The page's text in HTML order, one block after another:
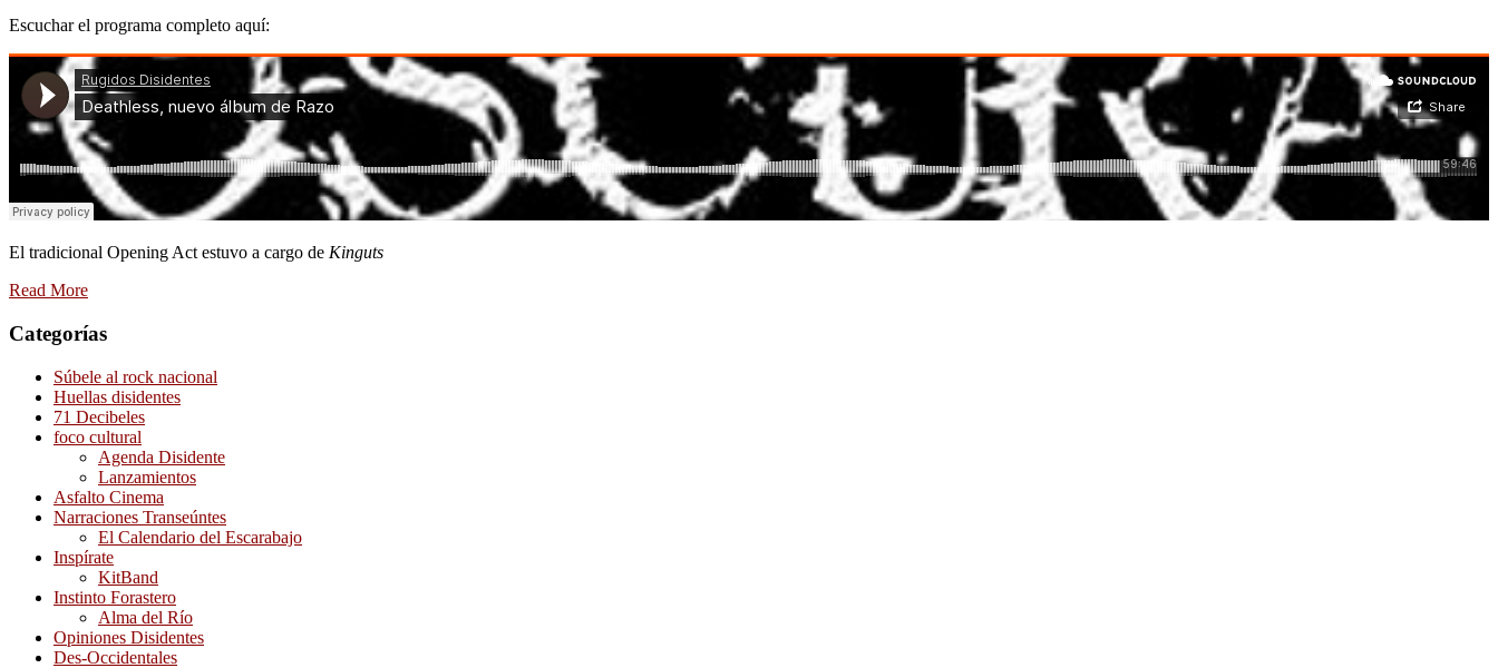
Escuchar el programa completo aquí:
El tradicional Opening Act estuvo a cargo de Kinguts
Read More
Categorías
Súbele al rock nacional
Huellas disidentes
71 Decibeles
foco cultural
Agenda Disidente
Lanzamientos
Asfalto Cinema
Narraciones Transeúntes
El Calendario del Escarabajo
Inspírate
KitBand
Instinto Forastero
Alma del Río
Opiniones Disidentes
Des-Occidentales